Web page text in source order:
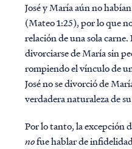
José y María aún no
(Mateo 1:25), por lo que
relación de una sola
divorciarse de María sin
rompiendo el vínculo de
José no se divorció de
verdadera naturaleza de
Por lo tanto, la excepción
nofue hablar de